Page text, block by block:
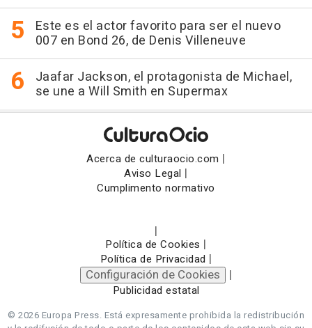
Este es el actor favorito para ser el nuevo
007 en Bond 26, de Denis Villeneuve
Jaafar Jackson, el protagonista de Michael,
se une a Will Smith en Supermax
Acerca de culturaocio.com |
Aviso Legal |
Cumplimento normativo
|
Política de Cookies |
Política de Privacidad |
Configuración de Cookies |
Publicidad estatal
© 2026 Europa Press. Está expresamente prohibida la redistribución